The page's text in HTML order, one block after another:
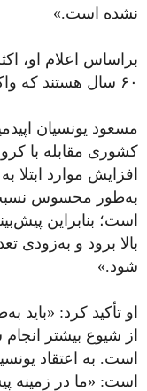
نشده است.»
۶۰ سال هستند که واکسیناسیون‌شان کامل نشده است.
مسعود یونسیان
کشوری مقابله با
افزایش موارد ابتلا
است؛ بنابراین
شود.»
او تأکید کرد: «باید
از شیوع بیشتر
است. به اعتقاد
است: «ما در زمینه